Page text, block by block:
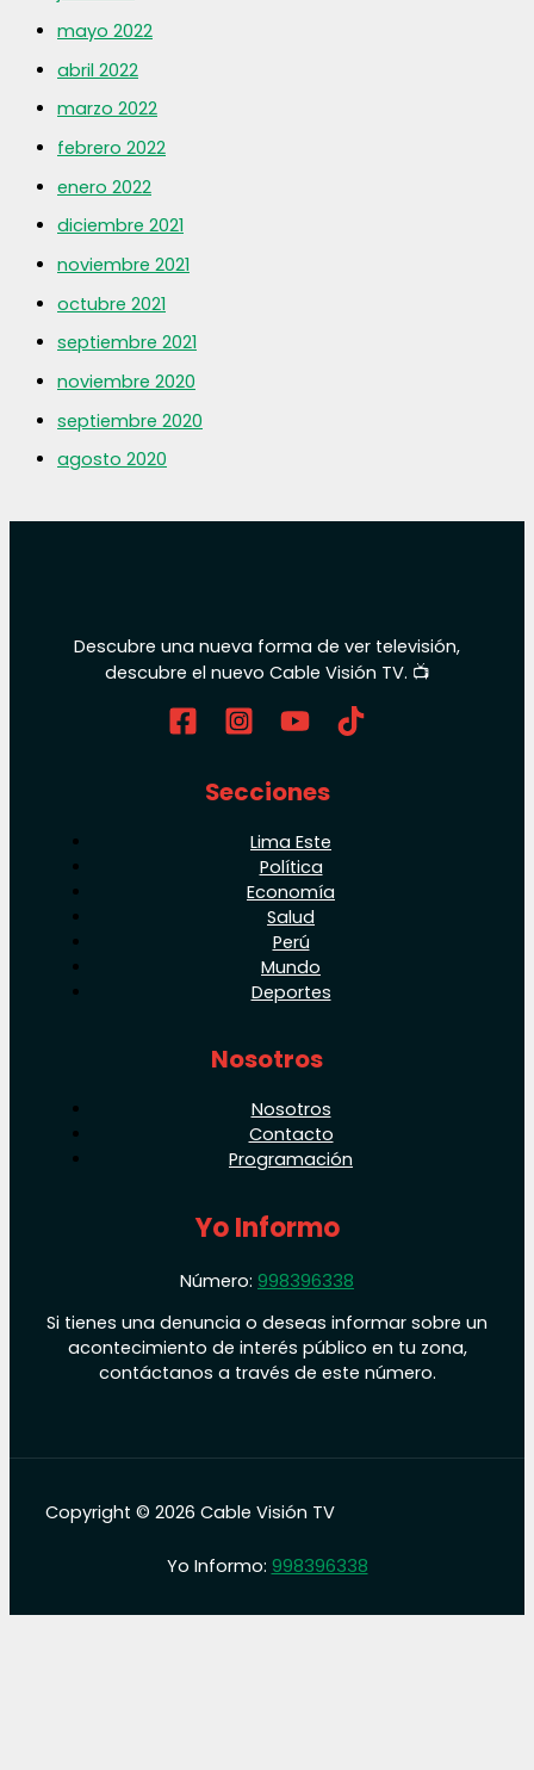
mayo 2022
abril 2022
marzo 2022
febrero 2022
enero 2022
diciembre 2021
noviembre 2021
octubre 2021
septiembre 2021
noviembre 2020
septiembre 2020
agosto 2020
Descubre una nueva forma de ver televisión,
descubre el nuevo Cable Visión TV. 📺
Secciones
Lima Este
Política
Economía
Salud
Perú
Mundo
Deportes
Nosotros
Nosotros
Contacto
Programación
Yo Informo
Número: 998396338
Si tienes una denuncia o deseas informar sobre un
acontecimiento de interés público en tu zona,
contáctanos a través de este número.
Copyright © 2026 Cable Visión TV
Yo Informo: 998396338